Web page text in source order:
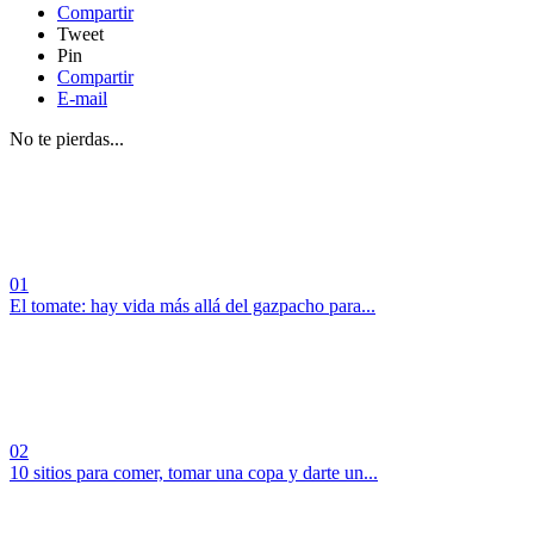
Compartir
Tweet
Pin
Compartir
E-mail
No te pierdas...
01
El tomate: hay vida más allá del gazpacho para...
02
10 sitios para comer, tomar una copa y darte un...